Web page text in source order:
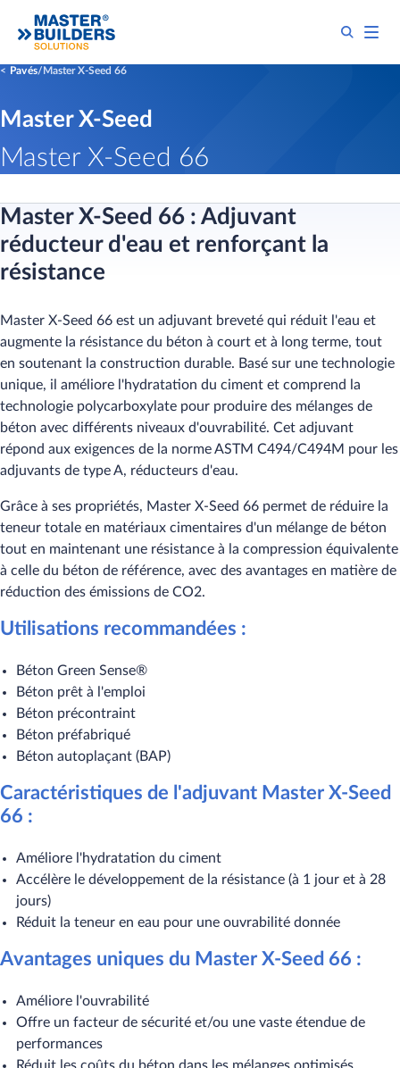
Pavés Master X-Seed 66
Master X-Seed
Master X-Seed 66
Master X-Seed 66 : Adjuvant
réducteur d'eau et renforçant la
résistance
Master X-Seed 66 est un adjuvant breveté qui réduit l'eau et
augmente la résistance du béton à court et à long terme, tout
en soutenant la construction durable. Basé sur une technologie
unique, il améliore l'hydratation du ciment et comprend la
technologie polycarboxylate pour produire des mélanges de
béton avec différents niveaux d'ouvrabilité. Cet adjuvant
répond aux exigences de la norme ASTM C494/C494M pour les
adjuvants de type A, réducteurs d'eau.
Grâce à ses propriétés, Master X-Seed 66 permet de réduire la
teneur totale en matériaux cimentaires d'un mélange de béton
tout en maintenant une résistance à la compression équivalente
à celle du béton de référence, avec des avantages en matière de
réduction des émissions de CO2.
Utilisations recommandées :
Béton Green Sense®
Béton prêt à l'emploi
Béton précontraint
Béton préfabriqué
Béton autoplaçant (BAP)
Caractéristiques de l'adjuvant Master X-Seed
66 :
Améliore l'hydratation du ciment
Accélère le développement de la résistance (à 1 jour et à 28
jours)
Réduit la teneur en eau pour une ouvrabilité donnée
Avantages uniques du Master X-Seed 66 :
Améliore l'ouvrabilité
Offre un facteur de sécurité et/ou une vaste étendue de
performances